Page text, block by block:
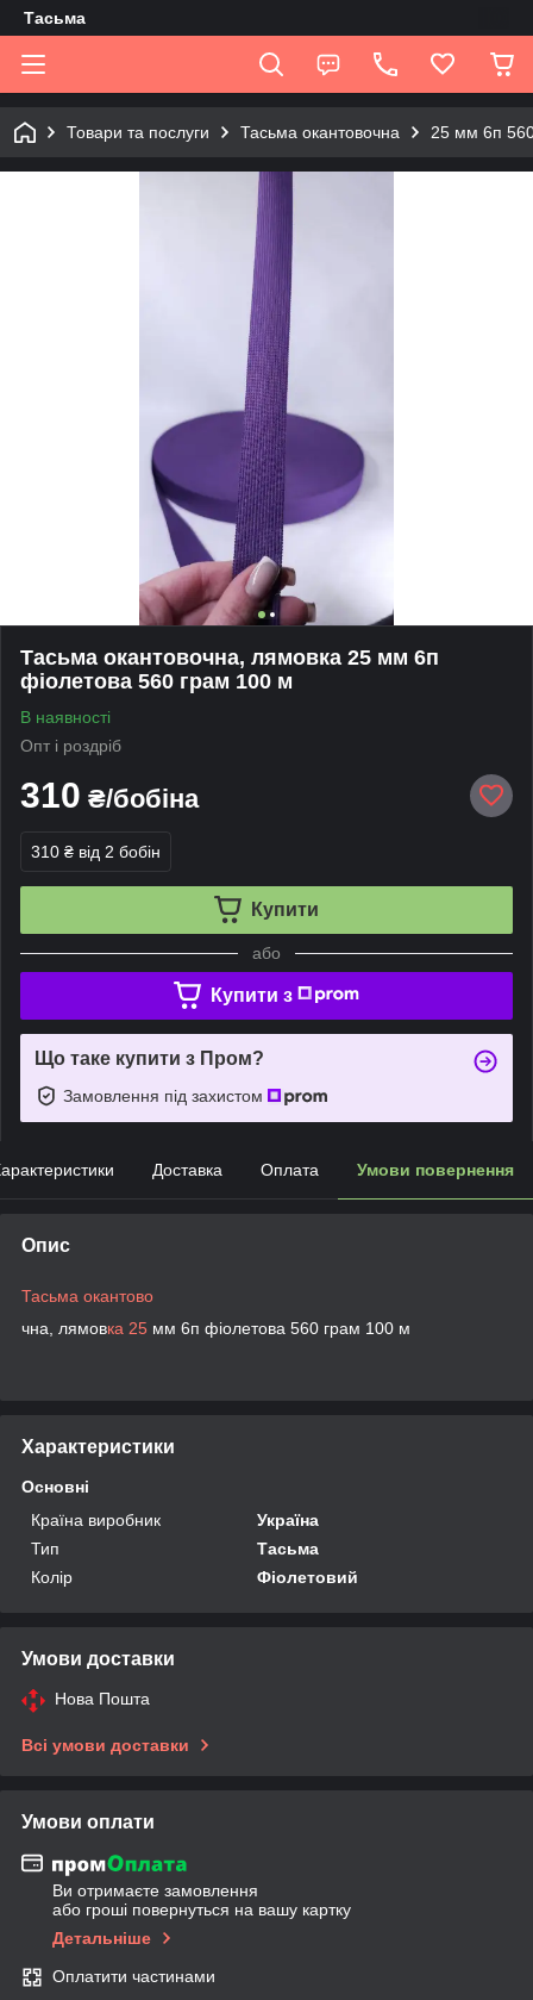
Tасьма
Товари та послуги Тасьма окантовочна 25 мм 6п
Тасьма окантовочна, лямовка 25 мм 6п
фіолетова 560 грам 100 м
В наявності
Опт і роздріб
310 ₴/бобіна
310 ₴ від 2 бобін
Купити
або
Купити з
Що таке купити з Пром?
Замовлення під захистом
Доставка Оплата Умови повернення
Опис
Тасьма окантово
чна, лямовка 25 мм 6п фіолетова 560 грам 100 м
Характеристики
Основні
Країна виробник
Україна
Тип
Тасьма
Колір
Фіолетовий
Умови доставки
Нова Пошта
Всі умови доставки
Умови оплати
Ви отримаєте замовлення
або гроші повернуться на вашу картку
Детальніше
Оплатити частинами